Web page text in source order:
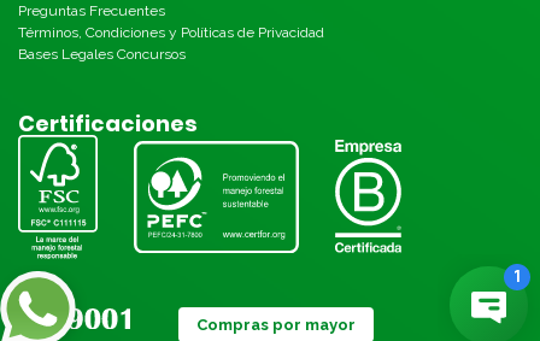
Preguntas Frecuentes
Términos, Condiciones y Políticas de Privacidad
Bases Legales Concursos
Certificaciones
Compras por mayor